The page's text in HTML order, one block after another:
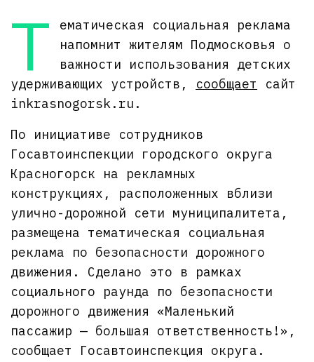
Т
ематическая социальная реклама
напомнит жителям Подмосковья о
важности использования детских
удерживающих устройств, сообщает сайт
inkrasnogorsk.ru.
По инициативе сотрудников
Госавтоинспекции городского округа
Красногорск на рекламных
конструкциях, расположенных вблизи
улично-дорожной сети муниципалитета,
размещена тематическая социальная
реклама по безопасности дорожного
движения. Сделано это в рамках
социального раунда по безопасности
дорожного движения «Маленький
пассажир — большая ответственность!»,
сообщает Госавтоинспекция округа.